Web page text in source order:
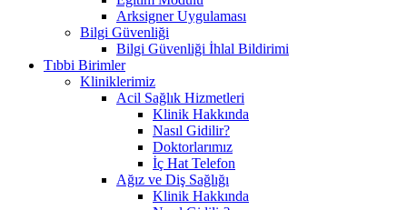
Arksigner Uygulaması
Bilgi Güvenliği
Bilgi Güvenliği İhlal Bildirimi
Tıbbi Birimler
Kliniklerimiz
Acil Sağlık Hizmetleri
Klinik Hakkında
Nasıl Gidilir?
Doktorlarımız
İç Hat Telefon
Ağız ve Diş Sağlığı
Klinik Hakkında